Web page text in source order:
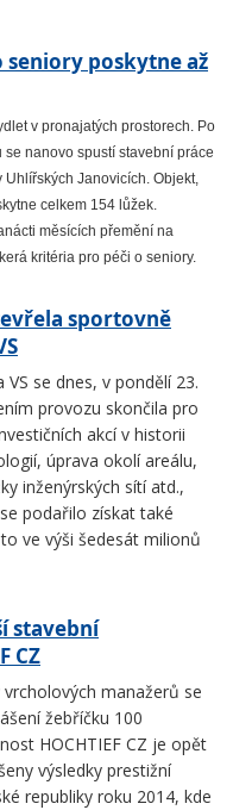
seniory poskytne až
v pronajatých prostorech. Po
nanovo spustí stavební práce
Janovicích. Objekt,
celkem 154 lůžek.
měsících přemění na
kritéria pro péči o seniory.
sportovně
se dnes, v pondělí 23.
provozu skončila pro
akcí v historii
úprava okolí areálu,
inženýrských sítí atd.,
podařilo získat také
ve výši šedesát milionů
stavební
CZ
manažerů se
žebříčku 100
HOCHTIEF CZ je opět
výsledky prestižní
republiky roku 2014, kde